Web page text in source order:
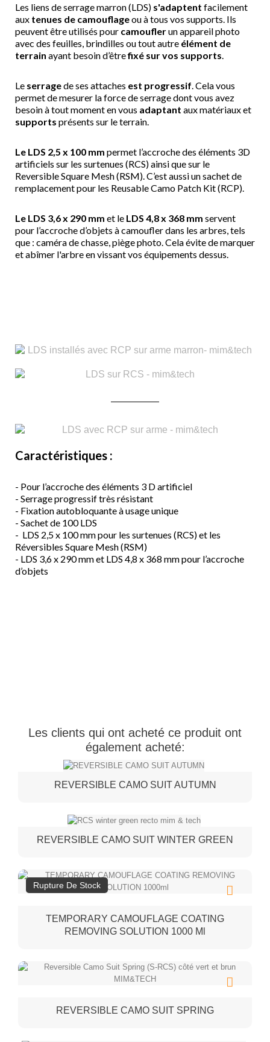
Les liens de serrage marron (LDS) s'adaptent facilement
aux tenues de camouflageou à tous vos supports. Ils
peuvent être utilisés pour camouflerun appareil photo
avec des feuilles, brindilles ou tout autre élément de
terrain ayant besoin d’êtrefixé sur vos supports
Le serragede ses attaches est progressif . Cela vous
permet de mesurer la force de serrage dont vous avez
besoin à tout moment en vous adaptant aux matériaux et
supports présents sur le terrain.
Le LDS 2,5 x 100 mm permet l’accroche des éléments 3D
artificiels sur les surtenues (RCS) ainsi que sur le
Reversible Square Mesh (RSM). C’est aussi un sachet de
remplacement pour les Reusable Camo Patch Kit (RCP).
Le LDS 3,6 x 290 mm et le LDS 4,8 x 368 mm servent
pour l’accroche d’objets à camoufler dans les arbres, tels
que : caméra de chasse, piège photo. Cela évite de marquer
et abîmer l'arbre en vissant vos équipements dessus.
Caractéristiques :
- Pour l’accroche des éléments 3 D artificiel
- Serrage progressif très résistant
- Fixation autobloquante à usage unique
- Sachet de 100 LDS
- LDS 2,5 x 100 mm pour les surtenues (RCS) et les
Réversibles Square Mesh (RSM)
- LDS 3,6 x 290 mm et LDS 4,8 x 368 mm pour l’accroche
d’objets
Les clients qui ont acheté ce produit ont
également acheté:
REVERSIBLE CAMO SUIT AUTUMN
REVERSIBLE CAMO SUIT WINTER GREEN
Rupture De Stock
TEMPORARY CAMOUFLAGE COATING
REMOVING SOLUTION 1000 Ml
REVERSIBLE CAMO SUIT SPRING